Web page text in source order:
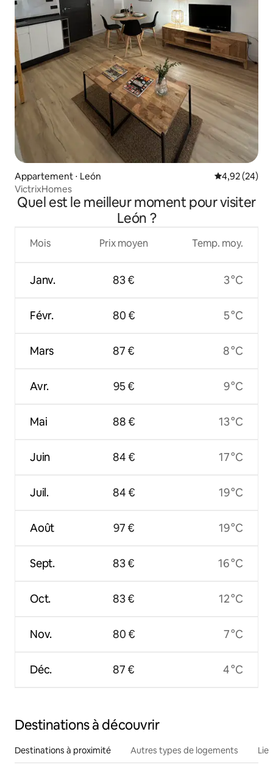
Appartement ⋅ León Évaluation
4,92 (24)
VictrixHomes
Quel est le meilleur moment pour visiter
León ?
Mois
Janv.
Févr.
Mars
Avr.
Mai
Juin
Juil.
Août
Sept.
Oct.
Nov.
Déc.
Prix moyen
83 €
80 €
87 €
95 €
88 €
84 €
84 €
97 €
83 €
83 €
80 €
87 €
Temp. moy.
3 °C
5 °C
8 °C
9 °C
13 °C
17 °C
19 °C
19 °C
16 °C
12 °C
7 °C
4 °C
Destinations à découvrir
Destinations à proximité Autres types de logements